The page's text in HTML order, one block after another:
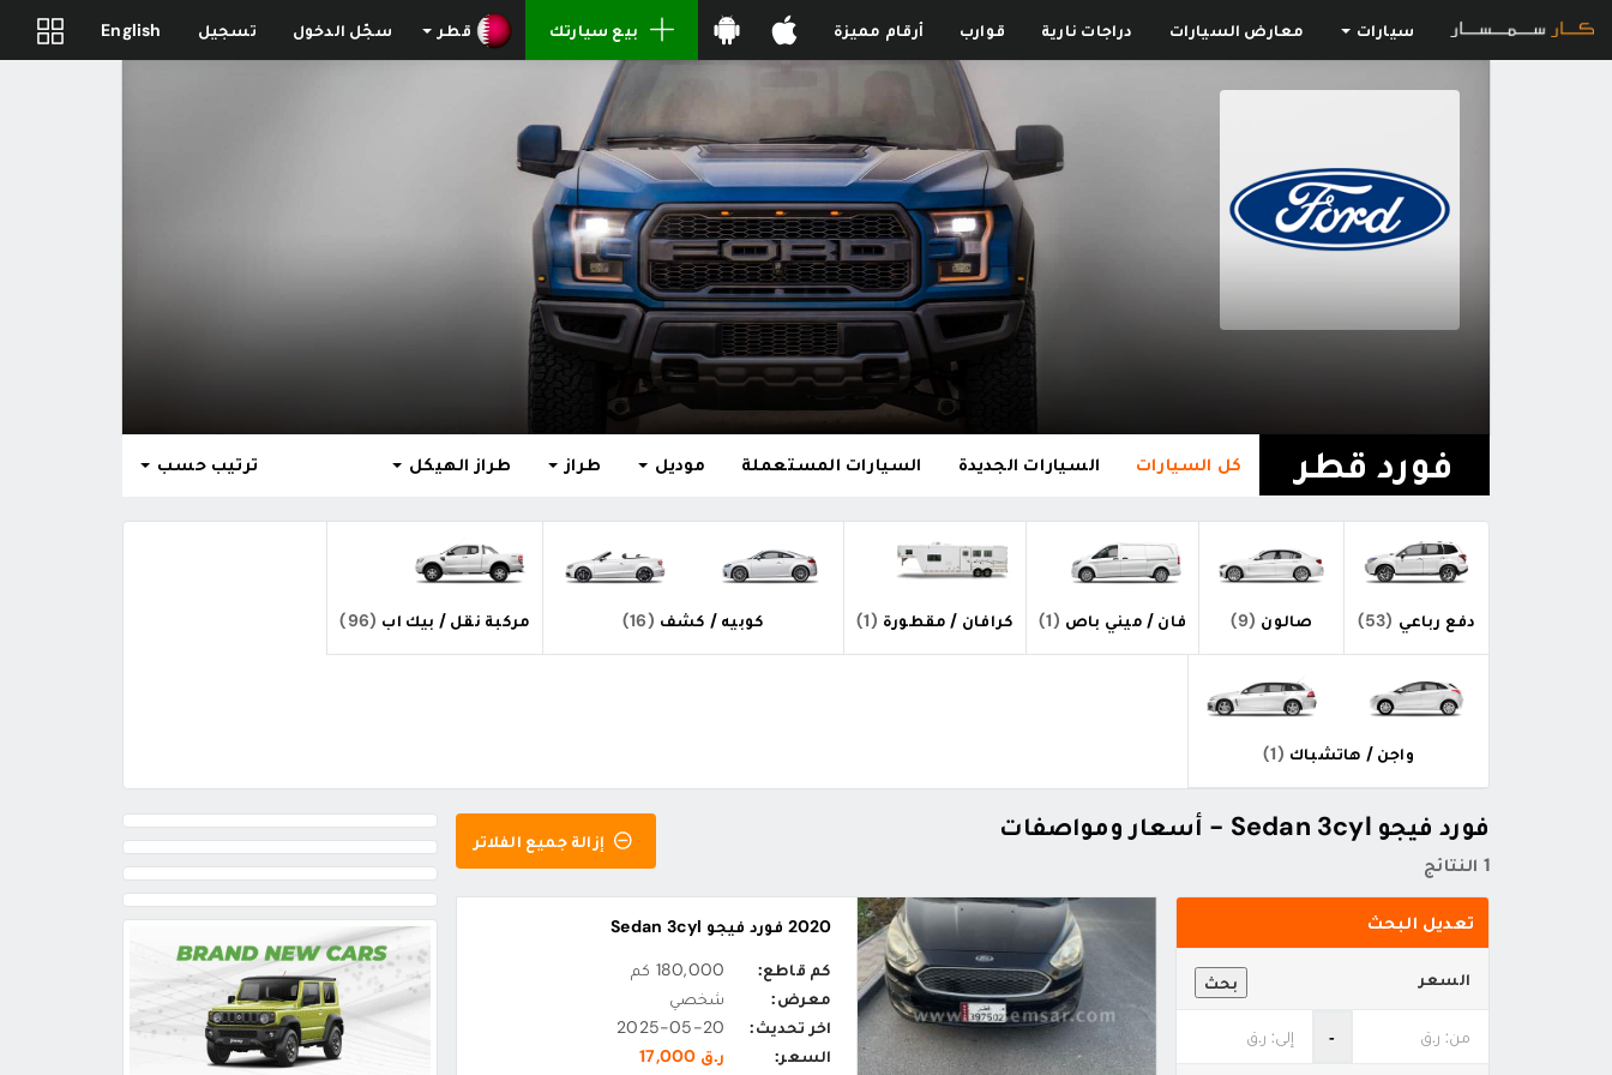
سيارات معارض السيارات دراجات نارية قوارب أرقام مميزة بيع سيارتك قطر سجّل الدخول تسجيل English
فورد قطر كل السيارات السيارات الجديدة السيارات المستعملة موديل طراز طراز الهيكل ترتيب حسب
دفع رباعي (53) صالون (9) فان / ميني باص (1) كرافان / مقطورة (1) كوبيه / كشف (16) مركبة نقل / بيك اب (96)
واجن / هاتشباك (1)
فورد فيجو Sedan 3cyl - أسعار ومواصفات
1 النتائج
إزالة جميع الفلاتر
تعديل البحث
بحث السعر
‐
2020 فورد فيجو Sedan 3cyl
كم قاطع:
180,000 كم
معرض:
شخصي
اخر تحديث:
2025-05-20
السعر:
ر.ق 17,000